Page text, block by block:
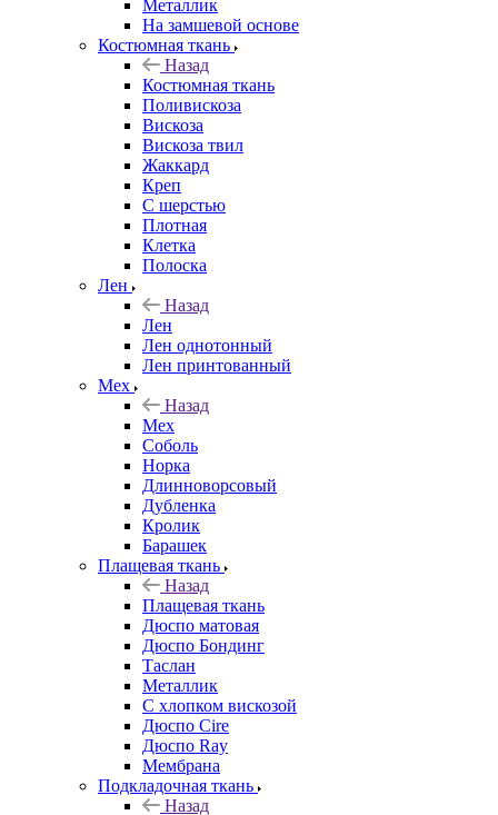
Металлик
На замшевой основе
Костюмная ткань
Назад
Костюмная ткань
Поливискоза
Вискоза
Вискоза твил
Жаккард
Креп
С шерстью
Плотная
Клетка
Полоска
Лен
Назад
Лен
Лен однотонный
Лен принтованный
Мех
Назад
Мех
Соболь
Норка
Длинноворсовый
Дубленка
Кролик
Барашек
Плащевая ткань
Назад
Плащевая ткань
Дюспо матовая
Дюспо Бондинг
Таслан
Металлик
С хлопком вискозой
Дюспо Cire
Дюспо Ray
Мембрана
Подкладочная ткань
Назад